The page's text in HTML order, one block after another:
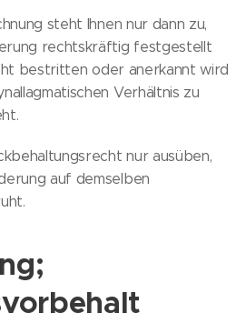
steht Ihnen nur dann zu,
rechtskräftig festgestellt
bestritten oder anerkannt wird
Verhältnis zu
nur ausüben,
auf demselben